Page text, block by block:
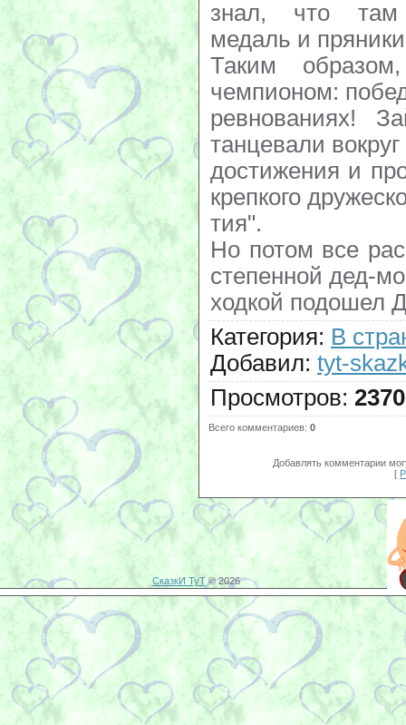
знал, что там
медаль и
Таким
чемпионом:
ревнованиях!
танцевали
достижения и
крепкого
тия".
Но потом все
степенной дед-
ходкой подошел
Категория: В
Добавил: tyt-
Просмотров: 2370
Всего комментариев: 0
Добавлять комментарии
[
СказкИ ТуТ© 2026